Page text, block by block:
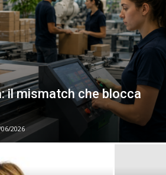
il mismatch che blocca
2026